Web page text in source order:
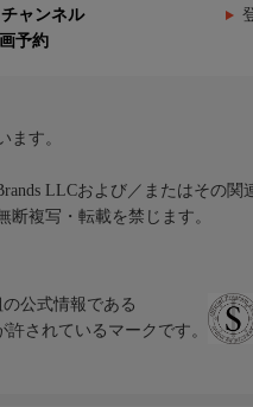
ャンネル
予約
ます。
LLCおよび／またはその
複写・転載を禁じます。
公式情報である
されているマークです。